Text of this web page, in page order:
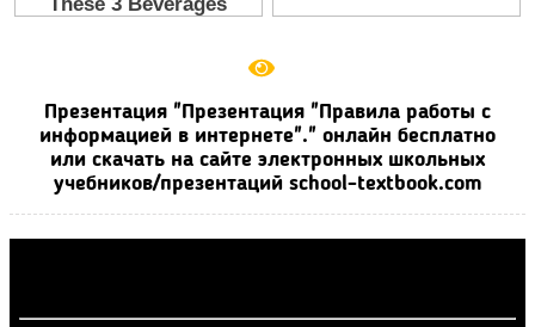
Презентация "Презентация "Правила работы с
информацией в интернете"." онлайн бесплатно
или скачать на сайте электронных школьных
учебников/презентаций school-textbook.com